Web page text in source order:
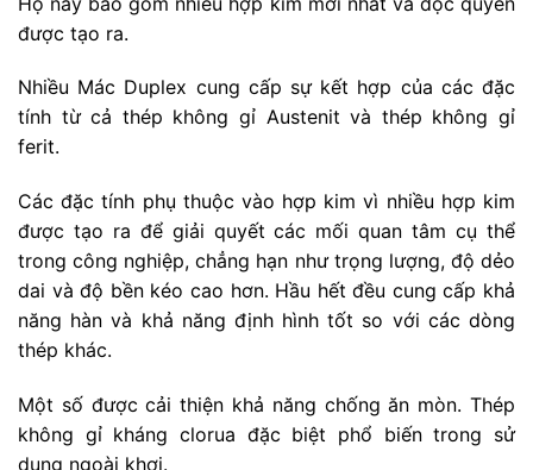
được tạo ra.
Nhiều Mác Duplex cung cấp sự kết hợp của các đặc
tính từ cả thép không gỉ Austenit và thép không gỉ
ferit.
Các đặc tính phụ thuộc vào hợp kim vì nhiều hợp kim
được tạo ra để giải quyết các mối quan tâm cụ thể
trong công nghiệp, chẳng hạn như trọng lượng, độ dẻo
dai và độ bền kéo cao hơn. Hầu hết đều cung cấp khả
năng hàn và khả năng định hình tốt so với các dòng
thép khác.
Một số được cải thiện khả năng chống ăn mòn. Thép
không gỉ kháng clorua đặc biệt phổ biến trong sử
dụng ngoài khơi.